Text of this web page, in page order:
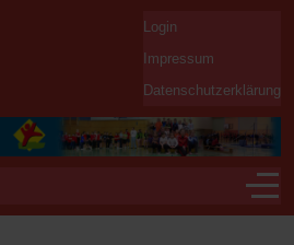
Login
Impressum
Datenschutzerklärung
Off-